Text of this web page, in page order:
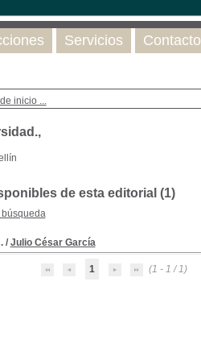
inicio ...
de esta editorial (1)
búsqueda
/ Julio César García
1 (1 - 1 / 1)
Servicios Contacto